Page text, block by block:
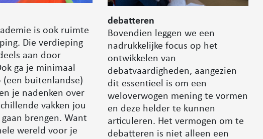
is ook ruimte
Die verdieping
aan door
ga je minimaal
(een buitenlandse)
je nadenken over
vakken jou
brengen. Want
wereld voor je
debatteren
Bovendien leggen we een
nadrukkelijke focus op het
ontwikkelen van
debatvaardigheden, aangezien
dit essentieel is om een
weloverwogen mening te vormen
en deze helder te kunnen
articuleren. Het vermogen om te
debatteren is niet alleen een